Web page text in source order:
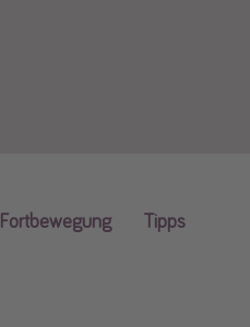
Fortbewegung Tipps